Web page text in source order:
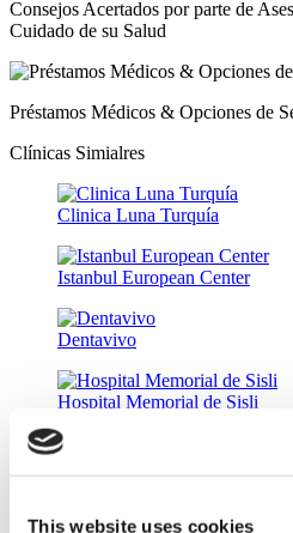
This website uses cookies
Consejos Acertados por parte de
Cuidado de su Salud
Préstamos Médicos & Opciones de
Clínicas Simialres
Clinica Luna Turquía
Istanbul European Center
Dentavivo
Hospital Memorial de Sisli
Estethica de Atasehir